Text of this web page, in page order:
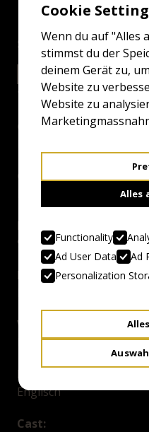
Screenings
22.4.25 11:00
Genre:
Country, Year:
Duration:
94 Min.
Director:
Writer:
Lowell Dean
Language / Subtitles:
Englisch
Cast:
Cookie
Wenn du auf "Alles
stimmst du der
deinem Gerät zu,
Website zu
Website zu
Alles
Functionality
Ad User Data
Ad
Personalization